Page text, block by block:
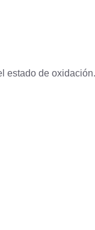
estado de